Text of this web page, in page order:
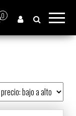
0
bajo a alto